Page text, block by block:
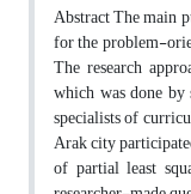
Abstract The main
for the problem-
The research
which was done
specialists of
Arak city
of partial least